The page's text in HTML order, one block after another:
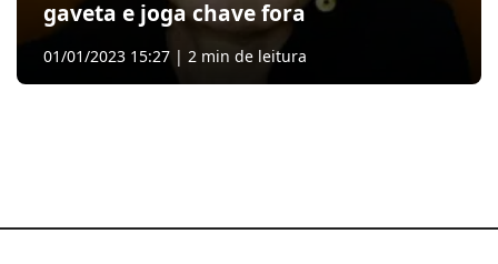
gaveta e joga chave fora
01/01/2023 15:27 | 2 min de leitura